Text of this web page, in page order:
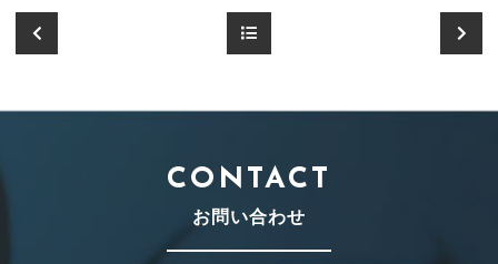
CONTACT
お問い合わせ